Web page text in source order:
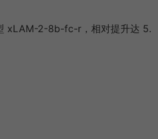
xLAM-2-8b-fc-r，相对提升达 5.